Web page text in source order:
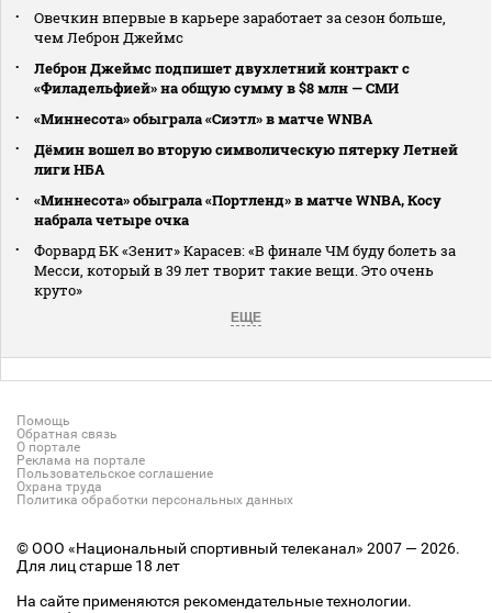
Овечкин впервые в карьере заработает за сезон больше,
чем Леброн Джеймс
Леброн Джеймс подпишет двухлетний контракт с
«Филадельфией» на общую сумму в $8 млн — СМИ
«Миннесота» обыграла «Сиэтл» в матче WNBA
Дёмин вошел во вторую символическую пятерку Летней
лиги НБА
«Миннесота» обыграла «Портленд» в матче WNBA, Косу
набрала четыре очка
Форвард БК «Зенит» Карасев: «В финале ЧМ буду болеть за
Месси, который в 39 лет творит такие вещи. Это очень
круто»
ЕЩЕ
Помощь
Обратная связь
О портале
Реклама на портале
Пользовательское соглашение
Охрана труда
Политика обработки персональных данных
© ООО «Национальный спортивный телеканал» 2007 — 2026.
Для лиц старше 18 лет
На сайте применяются рекомендательные технологии.